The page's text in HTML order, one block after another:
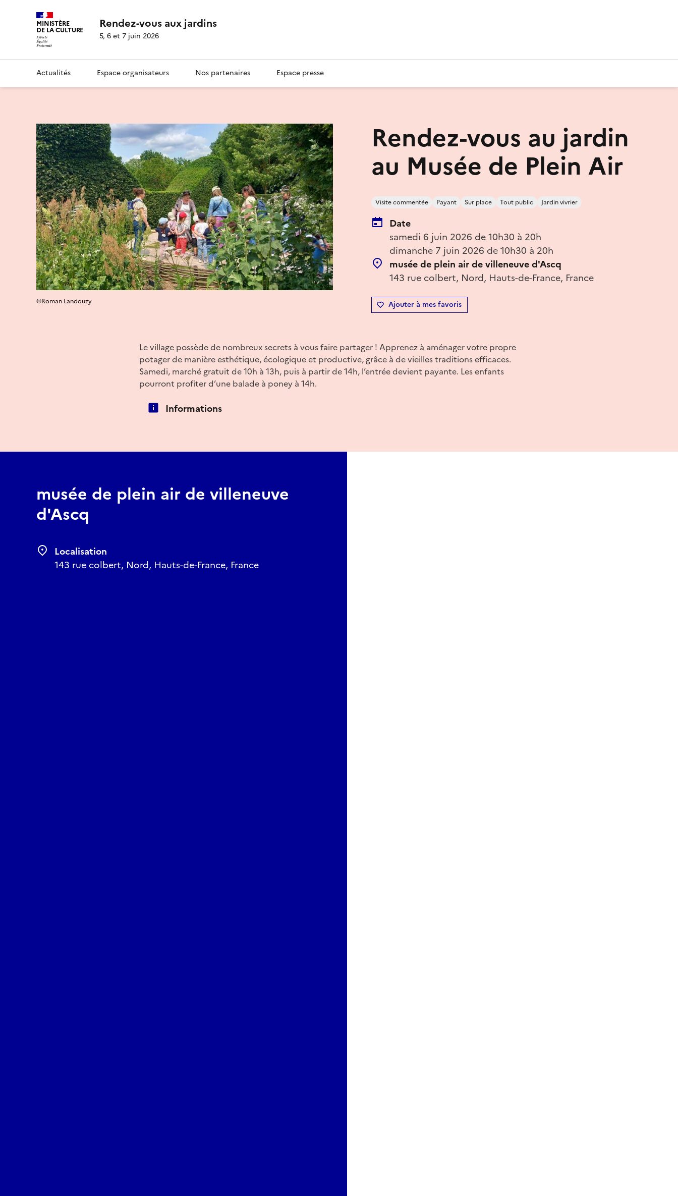
MINISTÈRE
DE LA CULTURE Rendez-vous aux jardins
5, 6 et 7 juin 2026
Actualités Espace organisateurs Nos partenaires Espace presse
Rendez-vous au jardin
au Musée de Plein Air
Visite commentée Payant Sur place Tout public Jardin vivrier
Date
samedi 6 juin 2026 de 10h30 à 20h
dimanche 7 juin 2026 de 10h30 à 20h
musée de plein air de villeneuve d'Ascq
143 rue colbert, Nord, Hauts-de-France, France
Ajouter à mes favoris
©Roman Landouzy
Le village possède de nombreux secrets à vous faire partager ! Apprenez à aménager votre propre
potager de manière esthétique, écologique et productive, grâce à de vieilles traditions efficaces.
Samedi, marché gratuit de 10h à 13h, puis à partir de 14h, l’entrée devient payante. Les enfants
pourront profiter d’une balade à poney à 14h.
Informations
musée de plein air de villeneuve
d'Ascq
Localisation
143 rue colbert, Nord, Hauts-de-France, France